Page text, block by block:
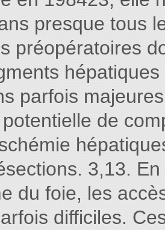
presque tous
préopératoires
parfois
de
3,13.
du foie, les
difficiles.